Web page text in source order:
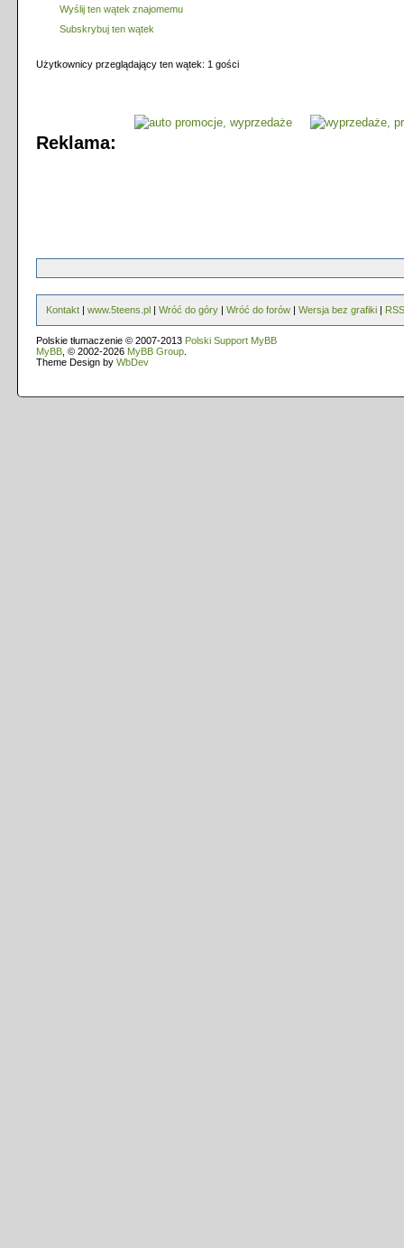
Wyślij ten wątek znajomemu
Subskrybuj ten wątek
Użytkownicy przeglądający ten wątek: 1 gości
Reklama:
Kontakt | www.5teens.pl | Wróć do góry | Wróć do forów | Wersja bez grafiki | RSS
Polskie tłumaczenie © 2007-2013 Polski Support MyBB
MyBB , © 2002-2026 MyBB Group
Theme Design by WbDev